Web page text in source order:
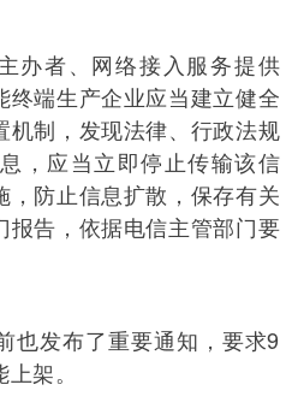
办者、网络接入服务提供
端生产企业应当建立健全
机制，发现法律、行政法规
，应当立即停止传输该信
，防止信息扩散，保存有关
报告，依据电信主管部门要
也发布了重要通知，要求9
架。